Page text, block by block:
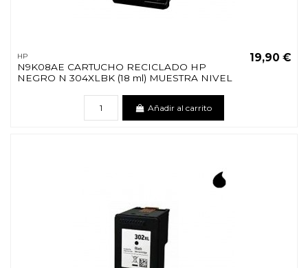
HP
N9K08AE CARTUCHO RECICLADO HP
NEGRO N 304XLBK (18 ml) MUESTRA NIVEL
19,90 €
Añadir al carrito